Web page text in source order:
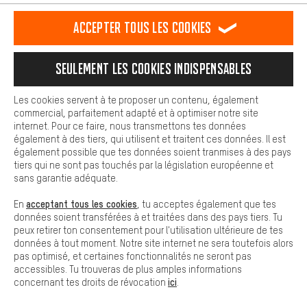
RÉSILIER LE CONTRAT Communauté d'Aix-la-Chapelle
Programme d'affiliation Mentions Légales Protection des données
Conditions générales de vente Plateforme d'Alerte
Reprise des batteries Corepile Paramètres de cookies
Modifier le contraste
Tous les prix s'entendent en euros (MwSt hors) plus les
frais de portpour la livraison versÉtats-Unis.
est plus confortable. Avec les cookies de confort, nous
Nous pouvons ainsi mettre à ta disposition d'autres contenus et
informations utiles. De plus, tu as la possibilité d'utiliser des
facilement les bons produits. Par exemple, nous proposons une
facilement aux questions.
Cookies de base
Les cookies de base garantissent que tu puisses utiliser les
fonctions de notre site web.
Accepter tous les cookies
Seulement les cookies indispensables
Les cookies servent à te proposer un contenu, également
commercial, parfaitement adapté et à optimiser notre site
internet. Pour ce faire, nous transmettons tes données
également à des tiers, qui utilisent et traitent ces données. Il est
également possible que tes données soient tranmises à des pays
tiers qui ne sont pas touchés par la législation européenne et
sans garantie adéquate.
En acceptant tous les cookies , tu acceptes également que tes
données soient transférées à et traitées dans des pays tiers. Tu
peux retirer ton consentement pour l'utilisation ultérieure de tes
données à tout moment. Notre site internet ne sera toutefois alors
pas optimisé, et certaines fonctionnalités ne seront pas
accessibles. Tu trouveras de plus amples informations
concernant tes droits de révocation ici